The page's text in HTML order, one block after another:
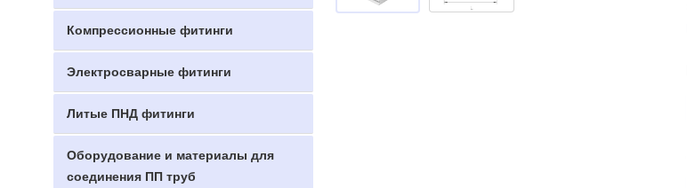
Компрессионные фитинги
Электросварные фитинги
Литые ПНД фитинги
Оборудование и материалы для
соединения ПП труб